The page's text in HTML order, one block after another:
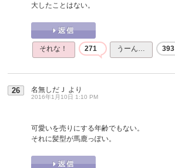
大したことはない。
それな！ 271 うーん… 393
26 名無しだＪ より
2016年1月10日 1:10 PM
可愛いを売りにする年齢でもない。
それに髪型が馬鹿っぽい。